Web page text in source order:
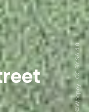
©Wpcpey - CC BY-SA 4.0